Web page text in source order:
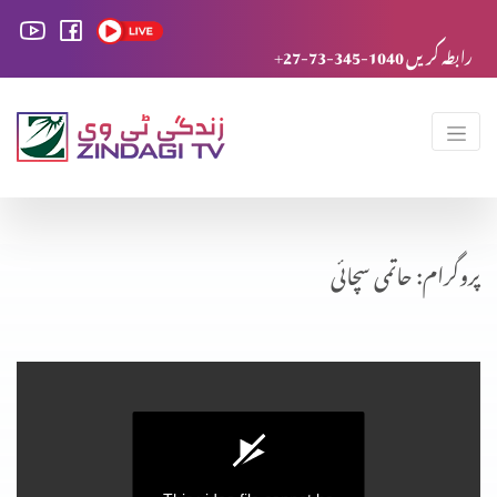
+27-73-345-1040 رابطہ کریں
پروگرام: حاتمی سچائی